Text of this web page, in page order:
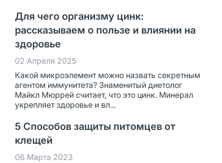
Для чего организму цинк:
рассказываем о пользе и влиянии на
здоровье
02 Апреля 2025
Какой микроэлемент можно назвать секретным
агентом иммунитета? Знаменитый диетолог
Майкл Мюррей считает, что это цинк. Минерал
укрепляет здоровье и вл...
5 Способов защиты питомцев от
клещей
06 Марта 2023